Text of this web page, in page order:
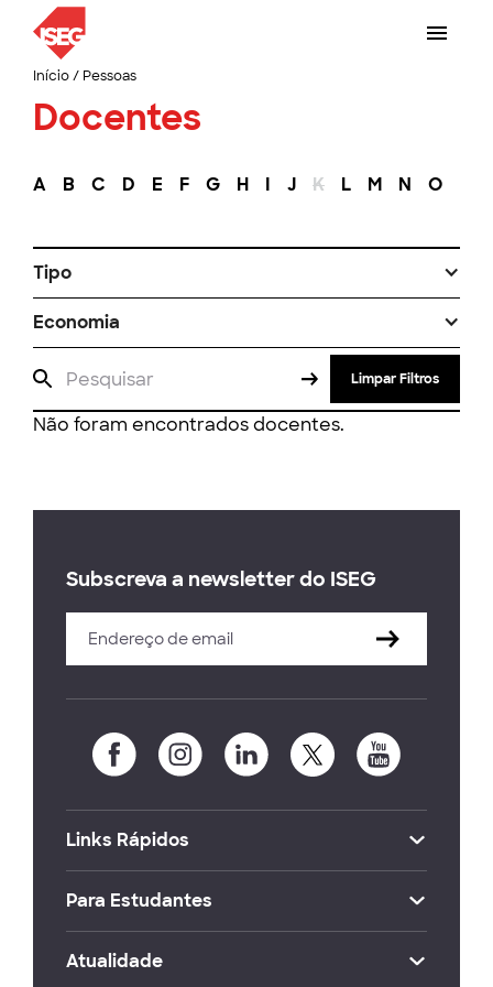
Início/ Pessoas
Docentes
A B C D E F G H I J K L M N O
Tipo
Economia
Limpar Filtros
Não foram encontrados docentes.
Subscreva a newsletter do ISEG
Links Rápidos
Para Estudantes
Atualidade